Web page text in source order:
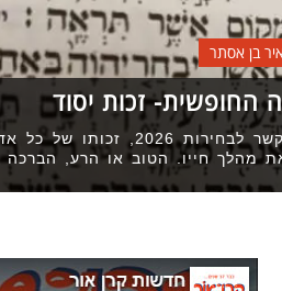
בן אסתר
החופשית- זכות יסוד
ללא כל קשר לבחירות 2026,
מהלך חייו. הטוב או הרע, הברכה